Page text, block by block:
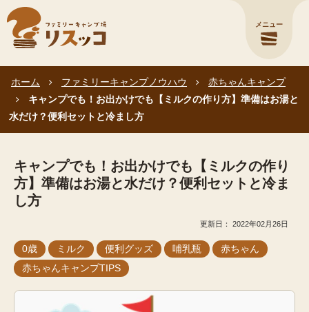
メニュー
ホーム ファミリーキャンプノウハウ
赤ちゃんキャンプ
キャンプでも！お出かけでも【ミルクの作り方】準備はお湯と
水だけ？便利セットと冷まし方
キャンプでも！お出かけでも【ミルクの作り
方】準備はお湯と水だけ？便利セットと冷ま
し方
2022年02月26日
0歳 ミルク 便利グッズ 哺乳瓶
赤ちゃん
赤ちゃんキャンプTIPS